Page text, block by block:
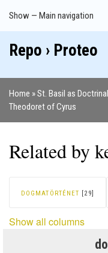
Main
navigation
Show — Main navigation
Index
Publications
Theses
Images
Contributors
Repo › Proteo
Breadcrumb
Home
St. Basil as
Theodoret of Cyrus
Related by
DOGMATÖRTÉNET [29]
Show all columns